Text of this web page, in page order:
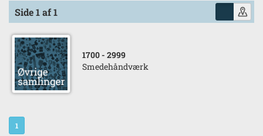
Side 1 af 1
1700 - 2999
Smedehåndværk
1